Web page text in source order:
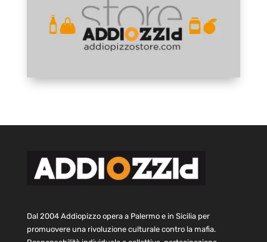
Dal 2004 Addiopizzo opera a Palermo e in Sicilia per
promuovere una rivoluzione culturale contro la mafia.